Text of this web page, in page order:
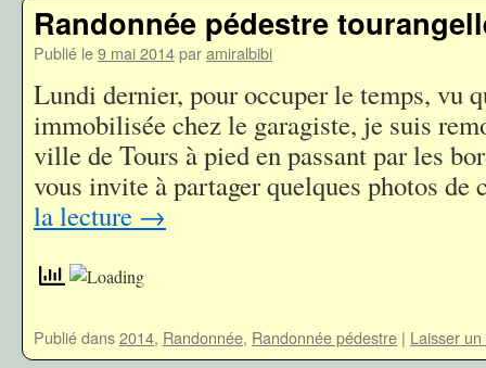
Randonnée pédestre
Publié le9 mai 2014paramiralbibi
Lundi dernier, pour occuper le temps, vu
immobilisée chez le garagiste, je suis
ville de Tours à pied en passant par les
vous invite à partager quelques photos
la lecture →
Publié dans2014, Randonnée, Randonnée pédestre | Laisser